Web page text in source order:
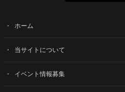
ホーム
当サイトについて
イベント情報募集